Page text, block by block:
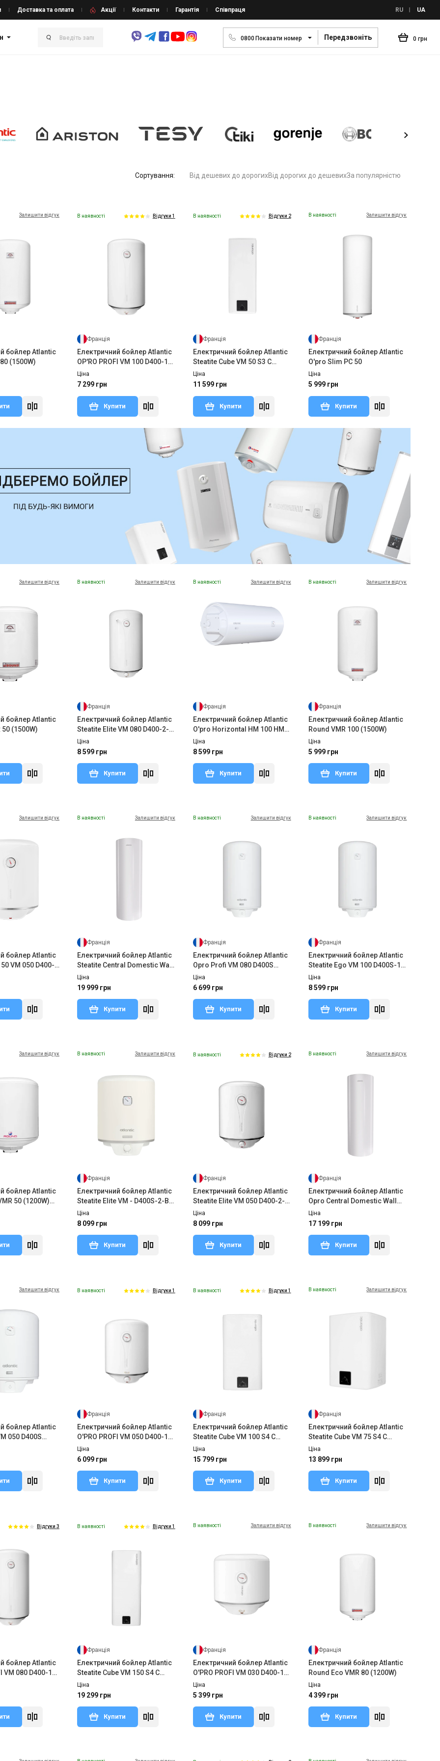
Доставка та оплата Акції Контакти Гарантія Співпраця RU UA
0800Показати номер Передзвоніть 0 грн
Сортування: Від дешевих до дорогихВід дорогих до дешевихЗа популярністю
Залишити відгук
бойлер Atlantic
(1500W)
В наявності Відгуки 1
Франція
Електричний бойлер Atlantic
OP'RO PROFI VM 100 D400-1-
M (1500W)
Ціна
7 299 грн
Купити
В наявності Відгуки 2
Франція
Електричний бойлер Atlantic
Steatite Cube VM 50 S3 C
1500W
Ціна
11 599 грн
Купити
В наявності Залишити відгук
Франція
Електричний бойлер Atlantic
O'pro Slim PC 50
Ціна
5 999 грн
Купити
Залишити відгук
бойлер Atlantic
50 (1500W)
В наявності Залишити відгук
Франція
Електричний бойлер Atlantic
Steatite Elite VM 080 D400-2-
BC (1500W)
Ціна
8 599 грн
Купити
В наявності Залишити відгук
Франція
Електричний бойлер Atlantic
O'pro Horizontal HM 100 HM
100 D400S (1500W)
Ціна
8 599 грн
Купити
В наявності Залишити відгук
Франція
Електричний бойлер Atlantic
Round VMR 100 (1500W)
Ціна
5 999 грн
Купити
Залишити відгук
бойлер Atlantic
VM 050 D400-
В наявності Залишити відгук
Франція
Електричний бойлер Atlantic
Steatite Central Domestic Wall
Mounted
Ціна
19 999 грн
Купити
В наявності Залишити відгук
Франція
Електричний бойлер Atlantic
Opro Profi VM 080 D400S
(1500W)
Ціна
6 699 грн
Купити
В наявності Залишити відгук
Франція
Електричний бойлер Atlantic
Steatite Ego VM 100 D400S-1-
BC
Ціна
8 599 грн
Купити
Залишити відгук
бойлер Atlantic
50 (1200W)
В наявності Залишити відгук
Франція
Електричний бойлер Atlantic
Steatite Elite VM - D400S-2-BC
(1500W)
Ціна
8 099 грн
Купити
В наявності Відгуки 2
Франція
Електричний бойлер Atlantic
Steatite Elite VM 050 D400-2-
BC (1500W)
Ціна
8 099 грн
Купити
В наявності Залишити відгук
Франція
Електричний бойлер Atlantic
Opro Central Domestic Wall
Mounted 150 ES-VM150ME-B
(2200W)
Ціна
17 199 грн
Купити
Залишити відгук
бойлер Atlantic
050 D400S
В наявності Відгуки 1
Франція
Електричний бойлер Atlantic
O'PRO PROFI VM 050 D400-1-
M (1500W)
Ціна
6 099 грн
Купити
В наявності Відгуки 1
Франція
Електричний бойлер Atlantic
Steatite Cube VM 100 S4 C
1500W
Ціна
15 799 грн
Купити
В наявності Залишити відгук
Франція
Електричний бойлер Atlantic
Steatite Cube VM 75 S4 C
1500W
Ціна
13 899 грн
Купити
Відгуки 3
бойлер Atlantic
В наявності Відгуки 1
Франція
Електричний бойлер Atlantic
Steatite Cube VM 150 S4 C
1500W
Ціна
19 299 грн
Купити
В наявності Залишити відгук
Франція
Електричний бойлер Atlantic
O'PRO PROFI VM 030 D400-1-
M (1200W)
Ціна
5 399 грн
Купити
В наявності Залишити відгук
Франція
Електричний бойлер Atlantic
Round Eco VMR 80 (1200W)
Ціна
4 399 грн
Купити